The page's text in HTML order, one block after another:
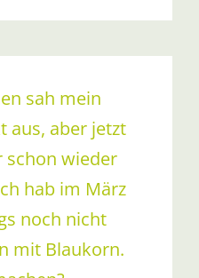
sah mein
aus, aber jetzt
schon wieder
hab im März
noch nicht
mit Blaukorn.